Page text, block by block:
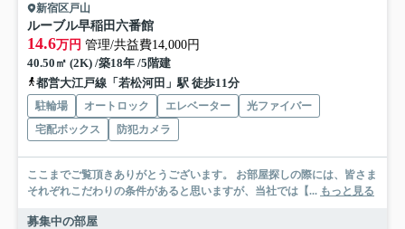
新宿区戸山
ルーブル早稲田六番館
14.6万円 管理/共益費14,000円
40.50㎡ (2K) /築18年 /5階建
都営大江戸線「若松河田」駅 徒歩11分
駐輪場 オートロック エレベーター
光ファイバー
宅配ボックス
防犯カメラ
ここまでご覧頂きありがとうございます。 お部屋探しの際には、皆さま
それぞれこだわりの条件があると思いますが、当社では【... もっと見る
募集中の部屋